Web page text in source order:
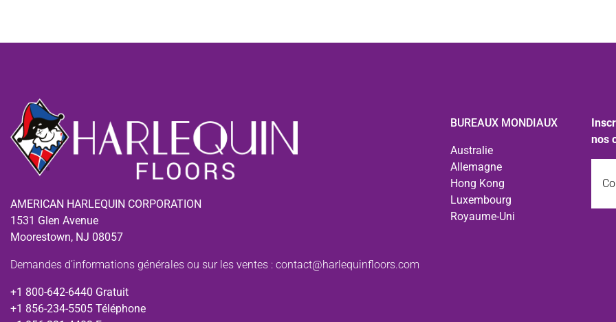
AMERICAN HARLEQUIN CORPORATION
1531 Glen Avenue
Moorestown, NJ 08057
Demandes d’informations générales ou sur les ventes : contact@harlequinfloors.com
+1 800-642-6440 Gratuit
+1 856-234-5505 Téléphone
BUREAUX MONDIAUX
Australie
Allemagne
Hong Kong
Luxembourg
Royaume-Uni
nos